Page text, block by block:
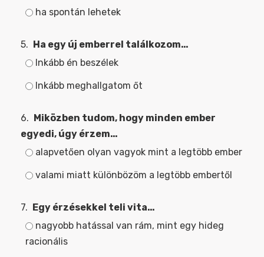
ha spontán lehetek
5.
Ha egy új emberrel találkozom…
Inkább én beszélek
Inkább meghallgatom őt
6.
Miközben tudom, hogy minden ember
egyedi, úgy érzem…
alapvetően olyan vagyok mint a legtöbb ember
valami miatt különbözöm a legtöbb embertől
7.
Egy érzésekkel teli vita…
nagyobb hatással van rám, mint egy hideg
racionális